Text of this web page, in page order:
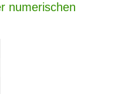
numerischen